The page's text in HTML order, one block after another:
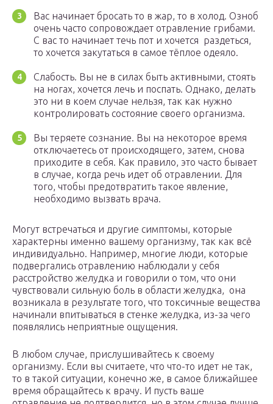
Вас начинает бросать то в жар, то в холод. Озноб
очень часто сопровождает отравление грибами.
С вас то начинает течь пот и хочется раздеться,
то хочется закутаться в самое тёплое одеяло.
Слабость. Вы не в силах быть активными, стоять
на ногах, хочется лечь и поспать. Однако, делать
это ни в коем случае нельзя, так как нужно
контролировать состояние своего организма.
Вы теряете сознание. Вы на некоторое время
отключаетесь от происходящего, затем, снова
приходите в себя. Как правило, это часто бывает
в случае, когда речь идет об отравлении. Для
того, чтобы предотвратить такое явление,
необходимо вызвать врача.
Могут встречаться и другие симптомы, которые
характерны именно вашему организму, так как всё
индивидуально. Например, многие люди, которые
подвергались отравлению наблюдали у себя
расстройство желудка и говорили о том, что они
чувствовали сильную боль в области желудка, она
возникала в результате того, что токсичные вещества
начинали впитываться в стенке желудка, из-за чего
появлялись неприятные ощущения.
В любом случае, прислушивайтесь к своему
организму. Если вы считаете, что что-то идет не так,
то в такой ситуации, конечно же, в самое ближайшее
время обращайтесь к врачу. И пусть ваше